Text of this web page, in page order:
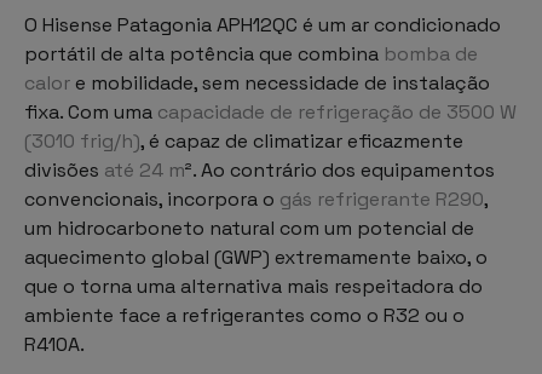
O Hisense Patagonia APH12QC é um ar condicionado
portátil de alta potência que combina bomba de
calor e mobilidade, sem necessidade de instalação
fixa. Com uma capacidade de refrigeração de 3500 W
(3010 frig/h), é capaz de climatizar eficazmente
divisões até 24 m². Ao contrário dos equipamentos
convencionais, incorpora o gás refrigerante R290,
um hidrocarboneto natural com um potencial de
aquecimento global (GWP) extremamente baixo, o
que o torna uma alternativa mais respeitadora do
ambiente face a refrigerantes como o R32 ou o
R410A.